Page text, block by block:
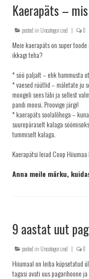
Kaerapäts –
posted in:Uncategorized | 0
Meie kaerapäts on super
ikkagi teha?
* söö paljalt – ehk hammusta
* vaesed rüütlid – mäletate ju
moogeli sees läbi ja sellest
pandi moosi. Proovige järgi!
* kaerapäts soolalõhega –
suurepäraselt kalaga
tummiselt kalaga.
Kaerapätsi leiad Coop
Anna meile märku,
9 aastat uut
posted in:Uncategorized | 0
Hiiumaal on leiba küpsetatud
tagasi avati uus pagarihoone